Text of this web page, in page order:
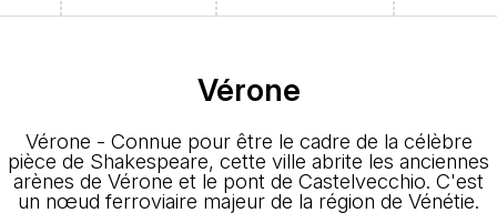
Vérone
Vérone - Connue pour être le cadre de la célèbre
pièce de Shakespeare, cette ville abrite les anciennes
arènes de Vérone et le pont de Castelvecchio. C'est
un nœud ferroviaire majeur de la région de Vénétie.